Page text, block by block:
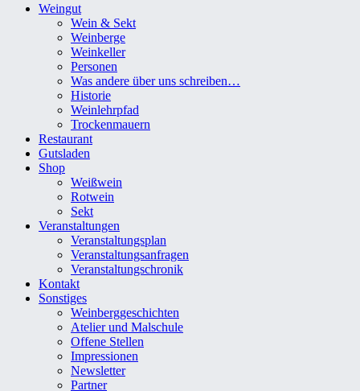
Weingut
Wein & Sekt
Weinberge
Weinkeller
Personen
Was andere über uns schreiben…
Historie
Weinlehrpfad
Trockenmauern
Restaurant
Gutsladen
Shop
Weißwein
Rotwein
Sekt
Veranstaltungen
Veranstaltungsplan
Veranstaltungsanfragen
Veranstaltungschronik
Kontakt
Sonstiges
Weinberggeschichten
Atelier und Malschule
Offene Stellen
Impressionen
Newsletter
Partner